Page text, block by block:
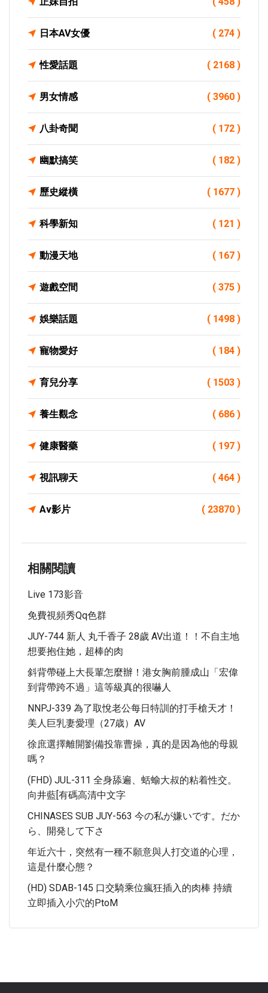
日本AV女優 ( 274 )
性愛話題 ( 2168 )
男女情感 ( 3960 )
八卦奇聞 ( 172 )
幽默搞笑 ( 182 )
歷史縱橫 ( 1677 )
科學新知 ( 121 )
動漫天地 ( 167 )
遊戲空間 ( 375 )
娛樂話題 ( 1498 )
寵物愛好 ( 184 )
育兒分享 ( 1503 )
養生觀念 ( 686 )
健康醫藥 ( 197 )
視訊聊天 ( 464 )
Av影片 ( 23870 )
相關閱讀
Live 173影音
免費視頻秀qq色群
JUY-744 新人 丸千香子 28歲 AV出道！！不自主地
想要抱住她，超棒的肉
斜背帶碰上大長輩怎麼辦！港女胸前腫成山「宏偉
到背帶跨不過」這等級真的很嚇人
NNPJ-339 為了取悅老公每日特訓的打手槍天才！
美人巨乳妻愛理（27歳）AV
徐庶選擇離開劉備投靠曹操，真的是因為他的母親
嗎？
(FHD) JUL-311 全身舔遍、蛞蝓大叔的粘着性交。
向井藍[有碼高清中文字
CHINASES SUB JUY-563 今の私が嫌いです。だか
ら、開発して下さ
年近六十，突然有一種不願意與人打交道的心理，
這是什麼心態？
(HD) SDAB-145 口交騎乘位瘋狂插入的肉棒 持續
立即插入小穴的PtoM